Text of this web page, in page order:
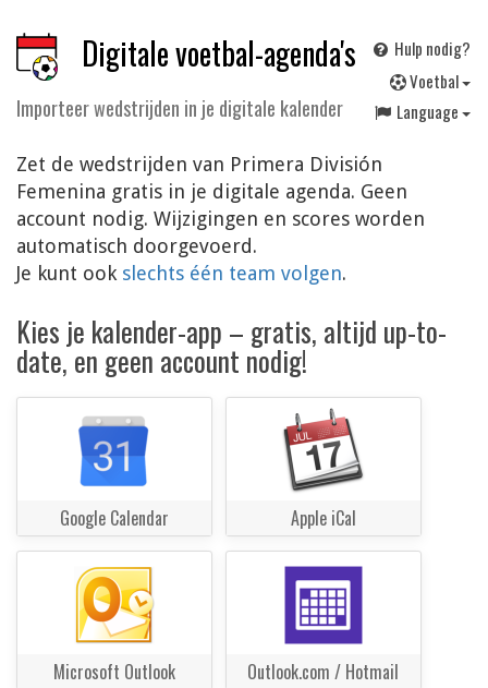
Digitale voetbal-agenda's
Importeer wedstrijden in je digitale kalender
Hulp nodig?
Voetbal
Language
Zet de wedstrijden van Primera División
Femenina gratis in je digitale agenda. Geen
account nodig. Wijzigingen en scores worden
automatisch doorgevoerd.
Je kunt ook slechts één team volgen.
Kies je kalender-app – gratis, altijd up-to-
date, en geen account nodig!
Google Calendar Apple iCal
Microsoft Outlook Outlook.com / Hotmail